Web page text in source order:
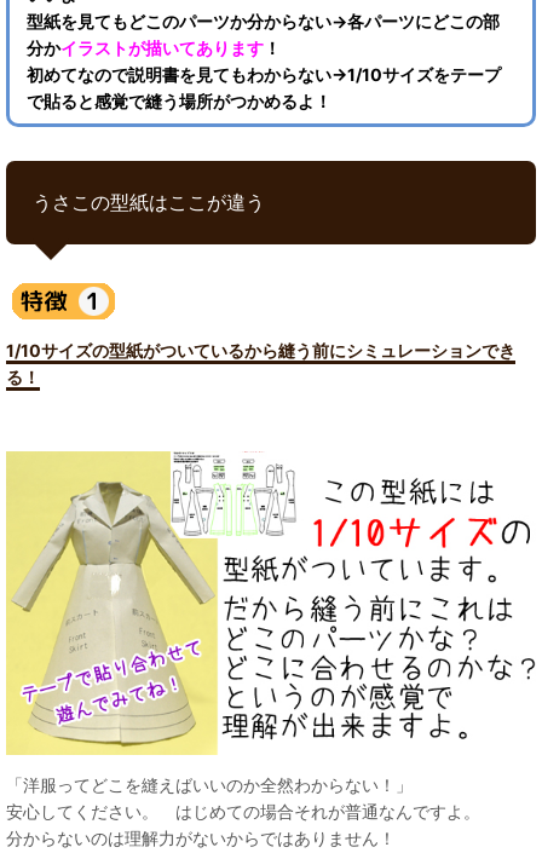
型紙を見てもどこのパーツか分からない→各パーツにどこの部
分かイラストが描いてあります ！
初めてなので説明書を見てもわからない→1/10サイズをテープ
で貼ると感覚で縫う場所がつかめるよ！
うさこの型紙はここが違う
1/10サイズの型紙がついているから縫う前にシミュレーションでき
る！
「洋服ってどこを縫えばいいのか全然わからない！」
安心してください。 はじめての場合それが普通なんですよ。
分からないのは理解力がないからではありません！